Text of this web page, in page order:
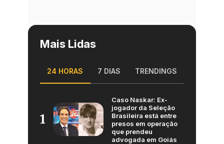
Mais Lidas
24 HORAS 7 DIAS TRENDINGS
1
Caso Naskar: Ex-
jogador da Seleção
Brasileira está entre
presos em operação
que prendeu
advogada em Goiás